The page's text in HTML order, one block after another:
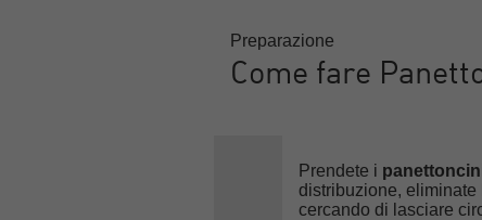
Preparazione
Come fare
Prendete i
distribuzione, eliminate
cercando di lasciare